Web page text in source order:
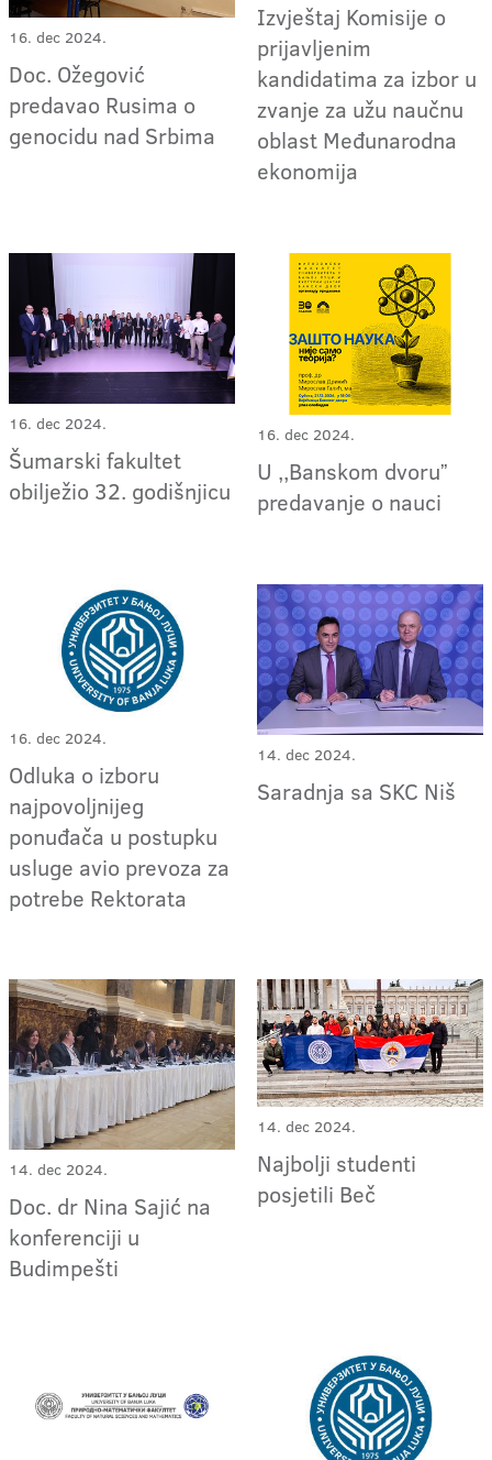
16. dec 2024.
Doc. Ožegović
predavao Rusima o
genocidu nad Srbima
Izvještaj Komisije o
prijavljenim
kandidatima za izbor u
zvanje za užu naučnu
oblast Međunarodna
ekonomija
16. dec 2024.
Šumarski fakultet
obilježio 32. godišnjicu
16. dec 2024.
U ,,Banskom dvoruˮ
predavanje o nauci
16. dec 2024.
Odluka o izboru
najpovoljnijeg
ponuđača u postupku
usluge avio prevoza za
potrebe Rektorata
14. dec 2024.
Saradnja sa SKC Niš
14. dec 2024.
Doc. dr Nina Sajić na
konferenciji u
Budimpešti
14. dec 2024.
Najbolji studenti
posjetili Beč